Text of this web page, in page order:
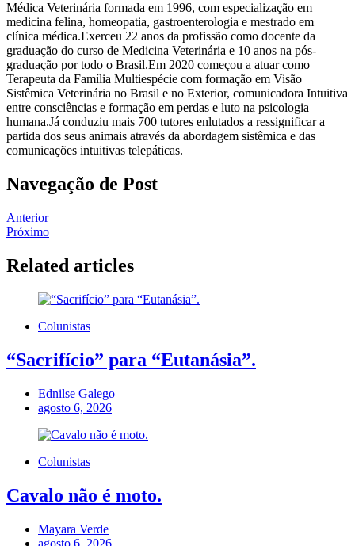
Médica Veterinária formada em 1996, com especialização em
medicina felina, homeopatia, gastroenterologia e mestrado em
clínica médica.Exerceu 22 anos da profissão como docente da
graduação do curso de Medicina Veterinária e 10 anos na pós-
graduação por todo o Brasil.Em 2020 começou a atuar como
Terapeuta da Família Multiespécie com formação em Visão
Sistêmica Veterinária no Brasil e no Exterior, comunicadora Intuitiva
entre consciências e formação em perdas e luto na psicologia
humana.Já conduziu mais 700 tutores enlutados a ressignificar a
partida dos seus animais através da abordagem sistêmica e das
comunicações intuitivas telepáticas.
Navegação de Post
Anterior
Próximo
Related articles
Colunistas
“Sacrifício” para “Eutanásia”.
Ednilse Galego
agosto 6, 2026
Colunistas
Cavalo não é moto.
Mayara Verde
agosto 6, 2026